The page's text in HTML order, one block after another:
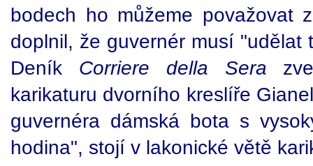
bodech ho můžeme považovat
doplnil, že guvernér musí "udělat
Deník Corriere della Sera
karikaturu dvorního kreslíře
guvernéra dámská bota s
hodina", stojí v lakonické větě